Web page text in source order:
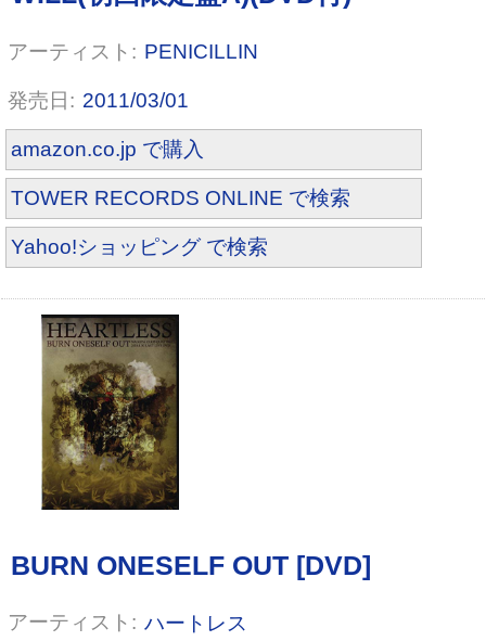
PENICILLIN
2011/03/01
amazon.co.jp で購入
TOWER RECORDS ONLINE で検索
Yahoo!ショッピング で検索
ハートレス